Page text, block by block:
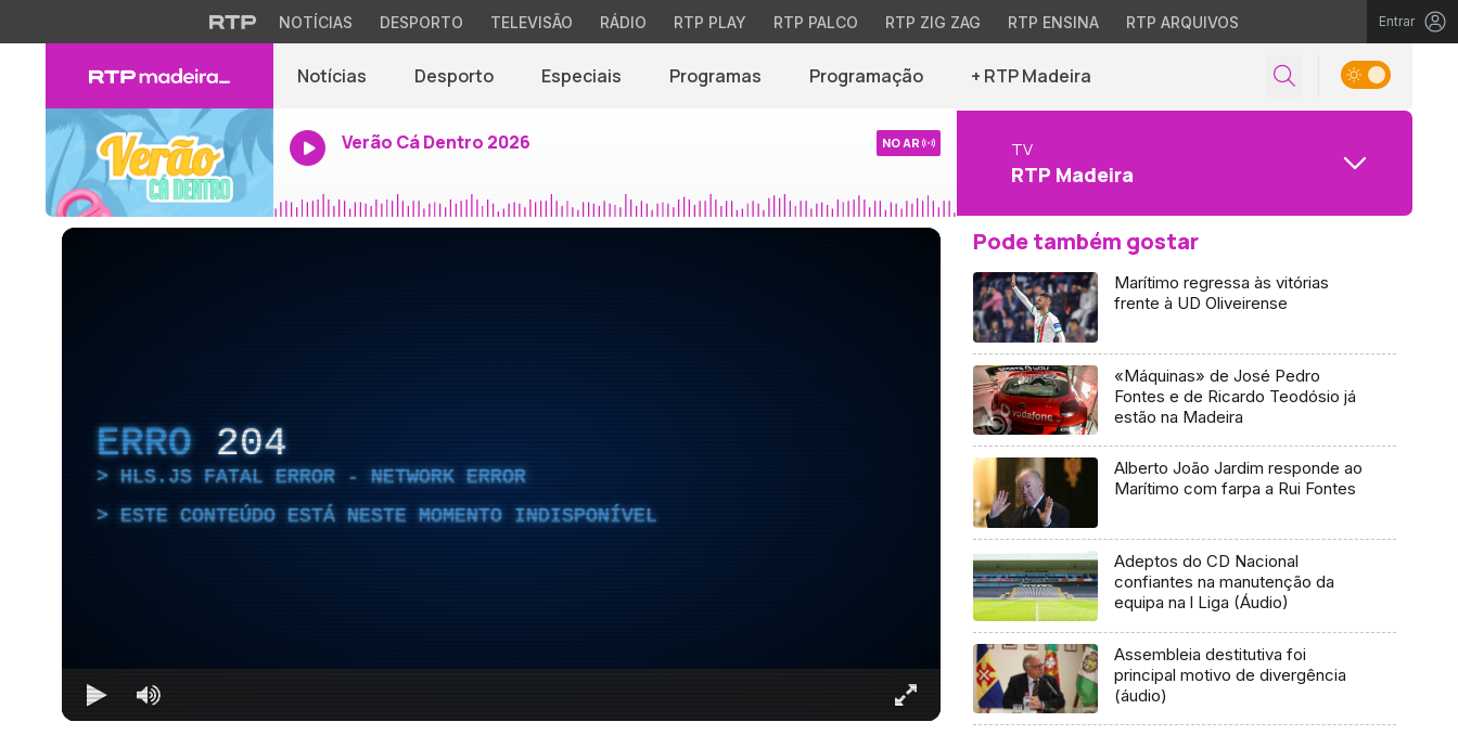
NOTÍCIAS DESPORTO TELEVISÃO RÁDIO RTP PLAY RTP PALCO RTP ZIG ZAG RTP ENSINA RTP ARQUIVOS Entrar
Notícias Desporto Especiais Programas Programação + RTP Madeira
Verão Cá Dentro 2026 NO AR TV
RTP Madeira
ERRO 204
HLS.JS FATAL ERROR - NETWORK ERROR
ESTE CONTEÚDO ESTÁ NESTE MOMENTO INDISPONÍVEL
Pode também gostar
Marítimo regressa às vitórias
frente à UD Oliveirense
«Máquinas» de José Pedro
Fontes e de Ricardo Teodósio já
estão na Madeira
Alberto João Jardim responde ao
Marítimo com farpa a Rui Fontes
Adeptos do CD Nacional
confiantes na manutenção da
equipa na l Liga (Áudio)
Assembleia destitutiva foi
principal motivo de divergência
(áudio)